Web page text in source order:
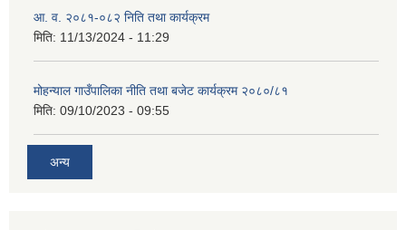
आ. व. २०८१-०८२ निति तथा कार्यक्रम
मिति: 11/13/2024 - 11:29
मोहन्याल गाउँपालिका नीति तथा बजेट कार्यक्रम २०८०/८१
मिति: 09/10/2023 - 09:55
अन्य